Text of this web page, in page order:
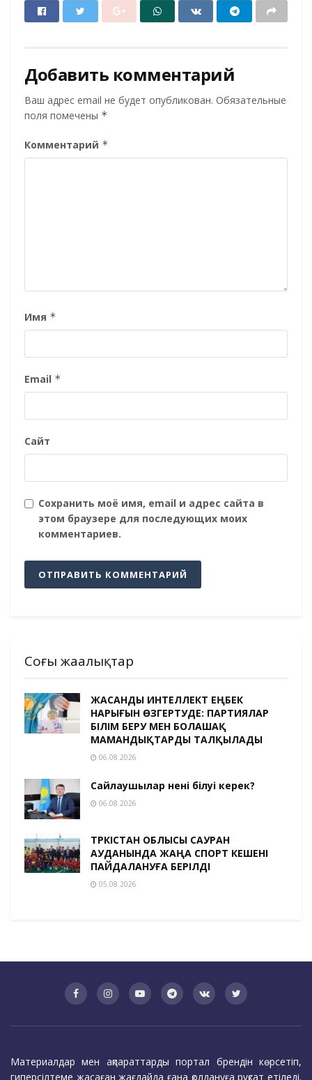
Добавить комментарий
Ваш адрес email не будет опубликован. Обязательные
поля помечены *
Комментарий *
Имя *
Email *
Сайт
Сохранить моё имя, email и адрес сайта в
этом браузере для последующих моих
комментариев.
Соңғы жаңалықтар
ЖАСАНДЫ ИНТЕЛЛЕКТ ЕҢБЕК
НАРЫҒЫН ӨЗГЕРТУДЕ: ПАРТИЯЛАР
БІЛІМ БЕРУ МЕН БОЛАШАҚ
МАМАНДЫҚТАРДЫ ТАЛҚЫЛАДЫ
06.08.2026
Сайлаушылар нені білуі керек?
06.08.2026
ТҮРКІСТАН ОБЛЫСЫ САУРАН
АУДАНЫНДА ЖАҢА СПОРТ КЕШЕНІ
ПАЙДАЛАНУҒА БЕРІЛДІ
05.08.2026
Материалдар мен ақпараттарды портал брендін көрсетіп,
гиперсілтеме жасаған жағдайда ғана қолдануға рұқсат етіледі.